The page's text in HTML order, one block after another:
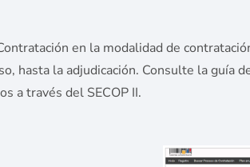
en la modalidad de
hasta la adjudicación. Consulte la guía
a través del SECOP II.